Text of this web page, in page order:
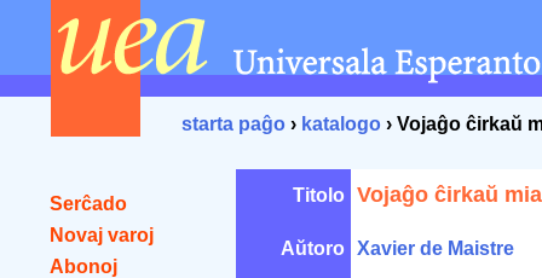
starta paĝo › katalogo › Vojaĝo ĉirkaŭ
Serĉado
Novaj varoj
Abonoj
Titolo Vojaĝo ĉirkaŭ
Aŭtoro Xavier de Maistre